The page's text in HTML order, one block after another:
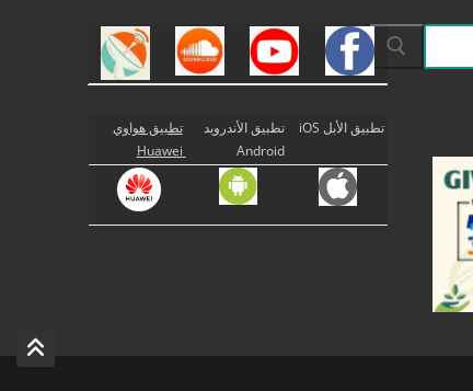
تطبيق الأبل iOS
تطبيق الأندرويد
Android
تطبيق هواوي